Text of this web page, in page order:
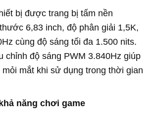
bị được trang bị tấm nền
6,83 inch, độ phân giải 1,5K,
cùng độ sáng tối đa 1.500 nits.
chỉnh độ sáng PWM 3.840Hz giúp
mắt khi sử dụng trong thời gian
năng chơi game